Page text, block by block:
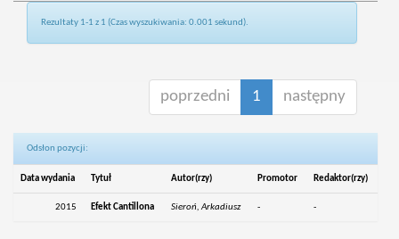
Rezultaty 1-1 z 1 (Czas wyszukiwania: 0.001 sekund).
poprzedni 1 następny
Odsłon pozycji:
Data wydania Tytuł Autor(rzy) Promotor Redaktor(rzy)
2015 Efekt Cantillona Sieroń, Arkadiusz - -